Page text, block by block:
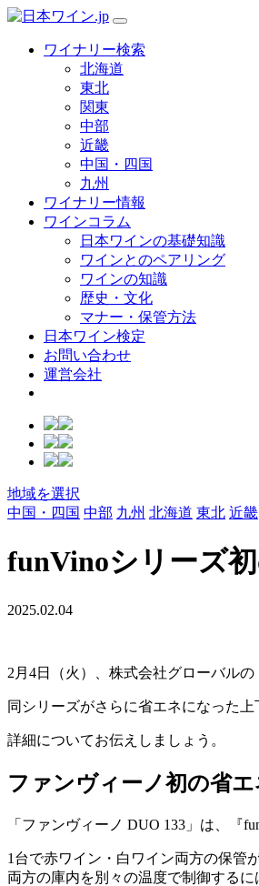
ワイナリー検索
北海道
東北
関東
中部
近畿
中国・四国
九州
ワイナリー情報
ワインコラム
日本ワインの基礎知識
ワインとのペアリング
ワインの知識
歴史・文化
マナー・保管方法
日本ワイン検定
お問い合わせ
運営会社
地域を選択
中国・四国 中部 九州 北海道 東北 近畿
funVinoシリーズ
2025.02.04
2月4日（火）、株式会社グローバル
同シリーズがさらに省エネになった上
詳細についてお伝えしましょう。
ファンヴィーノ初の省
「ファンヴィーノ DUO 133」は、『
1台で赤ワイン・白ワイン両方の保管
両方の庫内を別々の温度で制御する